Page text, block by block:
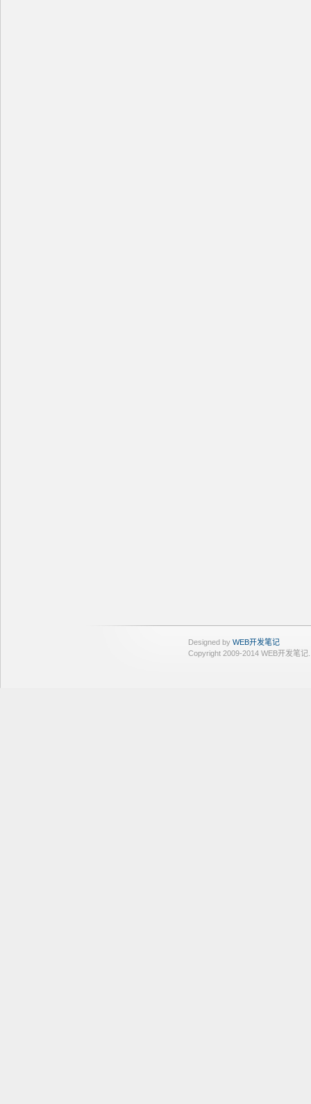
Designed by WEB开发笔记
Copyright 2009-2014 WEB开发笔